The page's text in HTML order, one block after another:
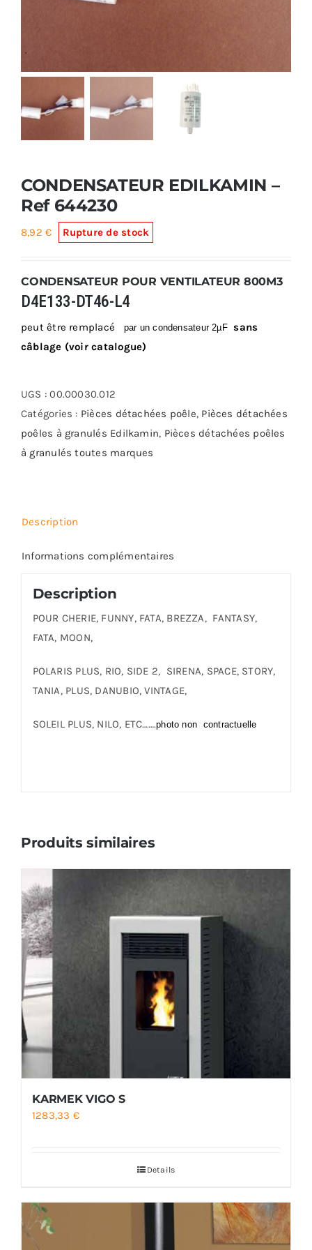
Cuisinières
CONDENSATEUR EDILKAMIN –
Ref 644230
8,92€ Rupture de stock
CONDENSATEUR POUR VENTILATEUR 800M3
D4E133-DT46-L4
peut être remplacé par un condensateur 2µFsans
câblage (voir catalogue)
UGS :00.00030.012
Catégories : Pièces détachées poêle, Pièces détachées
poêles à granulés Edilkamin, Pièces détachées poêles
à granulés toutes marques
Description
Informations complémentaires
Description
POUR CHERIE, FUNNY, FATA, BREZZA, FANTASY,
FATA, MOON,
POLARIS PLUS, RIO, SIDE 2, SIRENA, SPACE, STORY,
TANIA, PLUS, DANUBIO, VINTAGE,
SOLEIL PLUS, NILO, ETC…….photo non contractuelle
Produits similaires
KARMEK VIGO S
1283,33 €
Details